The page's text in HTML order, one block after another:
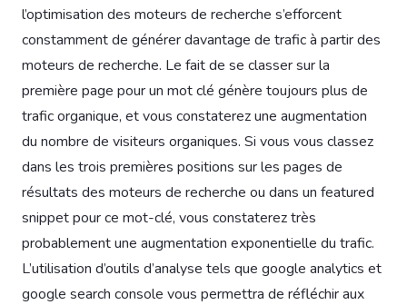
l’optimisation des moteurs de recherche s’efforcent
constamment de générer davantage de trafic à partir des
moteurs de recherche. Le fait de se classer sur la
première page pour un mot clé génère toujours plus de
trafic organique, et vous constaterez une augmentation
du nombre de visiteurs organiques. Si vous vous classez
dans les trois premières positions sur les pages de
résultats des moteurs de recherche ou dans un featured
snippet pour ce mot-clé, vous constaterez très
probablement une augmentation exponentielle du trafic.
L’utilisation d’outils d’analyse tels que google analytics et
google search console vous permettra de réfléchir aux